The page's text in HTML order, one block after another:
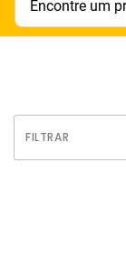
FILTRAR